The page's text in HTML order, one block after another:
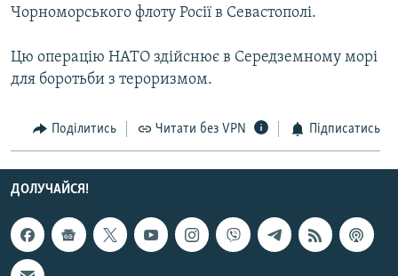
РУС
КТАТ
ДОЛУЧАЙСЯ!
Чорноморського флоту Росії в Севастополі.
Цю операцію НАТО здійснює в Середземному морі
для боротьби з тероризмом.
Поділитись Читати без VPN Підписатись
ДОЛУЧАЙСЯ!